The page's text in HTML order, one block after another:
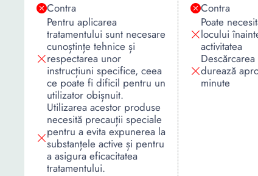
Contra
Pentru aplicarea
tratamentului sunt necesare
cunoștințe tehnice și
respectarea unor
instrucțiuni specifice, ceea
ce poate fi dificil pentru un
utilizator obișnuit.
Utilizarea acestor produse
necesită precauții speciale
pentru a evita expunerea la
substanțele active și pentru
a asigura eficacitatea
tratamentului.
Contra
Poate
locului
activitatea
durează
minute